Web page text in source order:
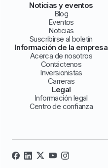
Noticias y eventos
Blog
Eventos
Noticias
Suscribirse al boletín
Información de la empresa
Acerca de nosotros
Contáctenos
Inversionistas
Carreras
Legal
Información legal
Centro de confianza